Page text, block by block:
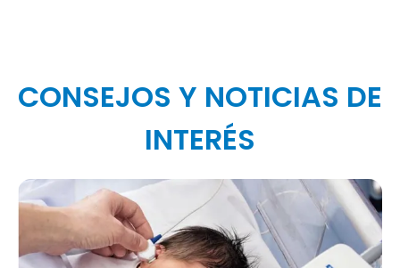
CONSEJOS Y NOTICIAS DE
INTERÉS